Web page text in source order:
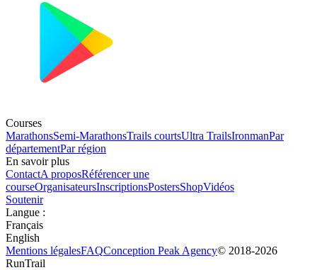
Courses
MarathonsSemi-MarathonsTrails courtsUltra TrailsIronmanPar
départementPar région
En savoir plus
ContactA proposRéférencer une
courseOrganisateursInscriptionsPostersShopVidéos
Soutenir
Langue :
Français
English
Mentions légalesFAQConception Peak Agency© 2018-2026
RunTrail